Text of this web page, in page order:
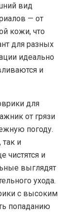
вид
— от
кожи, что
для разных
идеально
и
для
от грязи
погоду.
и
чистятся и
выглядят
ухода.
с высоким
попаданию